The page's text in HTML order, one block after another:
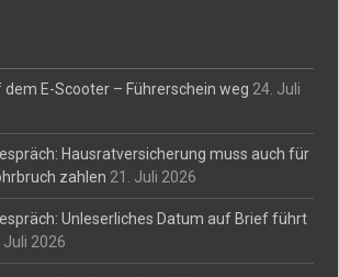
E-Scooter – Führerschein weg 24. Juli
Hausratversicherung muss auch für
zahlen 21. Juli 2026
Unleserliches Datum auf Brief führt
Juli 2026